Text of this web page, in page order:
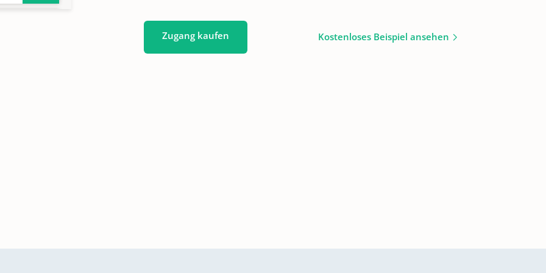
Zugang kaufen Kostenloses Beispiel ansehen